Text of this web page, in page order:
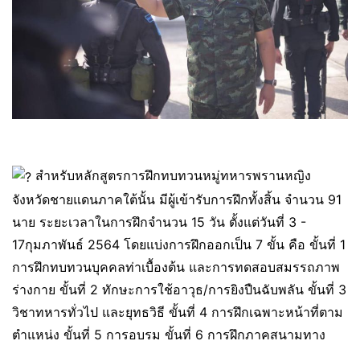
สำหรับหลักสูตรการฝึกทบทวนหมู่ทหารพรานหญิง
จังหวัดชายแดนภาคใต้นั้น มีผู้เข้ารับการฝึกทั้งสิ้น จำนวน 91
นาย ระยะเวลาในการฝึกจำนวน 15 วัน ตั้งแต่วันที่ 3 -​
17กุมภาพันธ์ 2564 โดยแบ่งการฝึกออกเป็น 7 ขั้น คือ ขั้นที่ 1
การฝึกทบทวนบุคคลท่าเบื้องต้น และการทดสอบสมรรถภาพ
ร่างกาย ขั้นที่ 2 ทักษะการใช้อาวุธ/การยิงปืนฉับพลัน ขั้นที่ 3
วิชาทหารทั่วไป และยุทธวิธี ขั้นที่ 4 การฝึกเฉพาะหน้าที่ตาม
ตำแหน่ง ขั้นที่ 5 การอบรม ขั้นที่ 6 การฝึกภาคสนามทาง